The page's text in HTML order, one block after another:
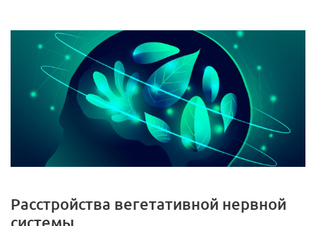
Расстройства вегетативной нервной
системы